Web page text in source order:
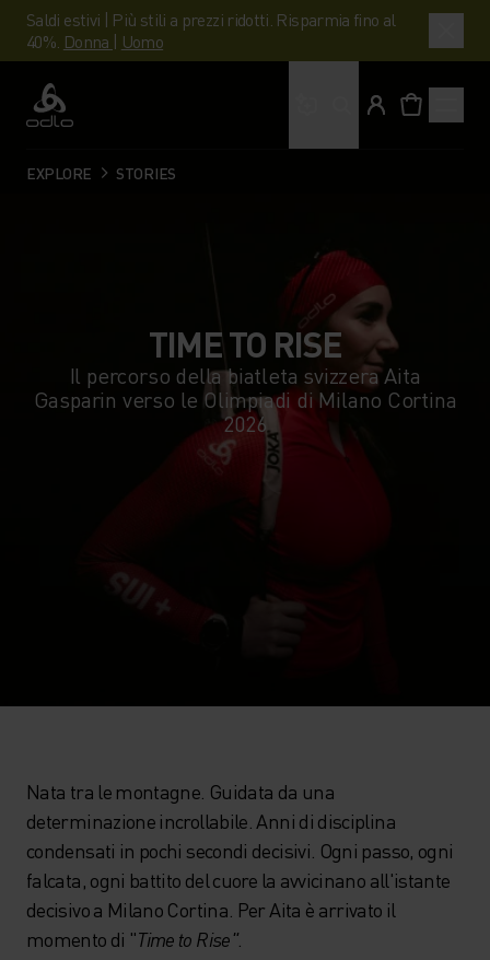
Saldi estivi | Più stili a prezzi ridotti. Risparmia fino al
40%. Donna | Uomo
Odlo
EXPLORE STORIES
TIME TO RISE
Il percorso della biatleta svizzera Aita
Gasparin verso le Olimpiadi di Milano Cortina
2026
Nata tra le montagne. Guidata da una
determinazione incrollabile. Anni di disciplina
condensati in pochi secondi decisivi. Ogni passo, ogni
falcata, ogni battito del cuore la avvicinano all'istante
decisivo a Milano Cortina. Per Aita è arrivato il
momento di "Time to Rise".